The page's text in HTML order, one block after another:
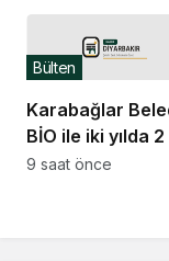
Ata’dan davet
Karabağlar
BİO ile iki yılda
kişi iş sahibi oldu
Bülten
9 saat önce